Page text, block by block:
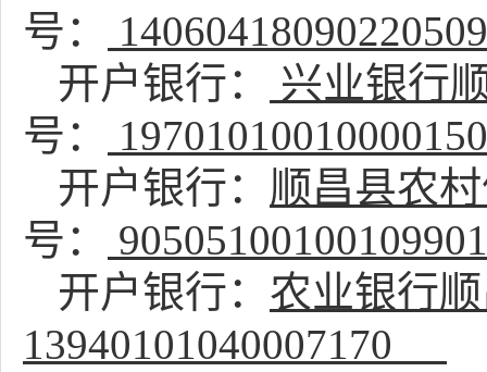
号：
开户银行：
兴业银行
号：
开户银行： 顺昌县农
号：
开户银行： 农业银行
13940101040007170